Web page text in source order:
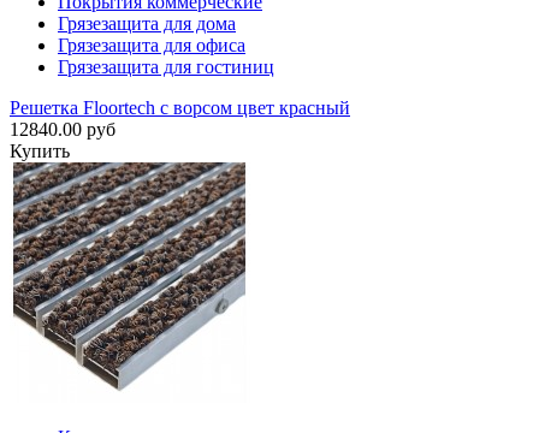
Грязезащита для дома
Грязезащита для офиса
Грязезащита для гостиниц
Решетка Floortech с ворсом цвет красный
12840.00 руб
Купить